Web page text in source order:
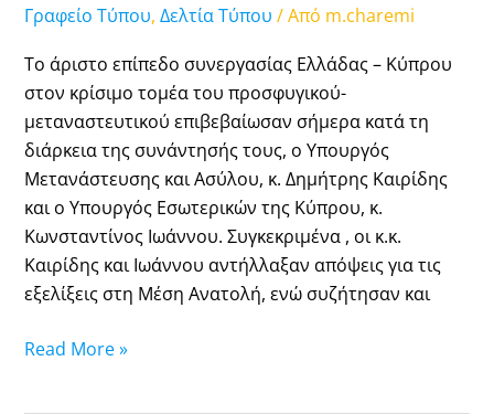
Γραφείο Τύπου, Δελτία Τύπου / Από m.charemi
Tο άριστο επίπεδο συνεργασίας Ελλάδας – Κύπρου
στον κρίσιμο τομέα του προσφυγικού-
μεταναστευτικού επιβεβαίωσαν σήμερα κατά τη
διάρκεια της συνάντησής τους, ο Υπουργός
Μετανάστευσης και Ασύλου, κ. Δημήτρης Καιρίδης
και ο Υπουργός Εσωτερικών της Κύπρου, κ.
Κωνσταντίνος Ιωάννου. Συγκεκριμένα , οι κ.κ.
Καιρίδης και Ιωάννου αντήλλαξαν απόψεις για τις
εξελίξεις στη Μέση Ανατολή, ενώ συζήτησαν και
Read More »